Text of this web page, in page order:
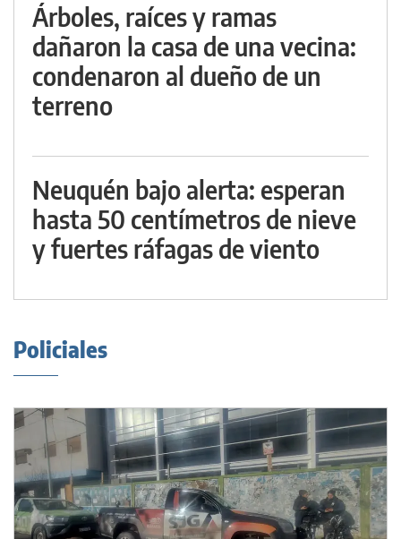
Árboles, raíces y ramas
dañaron la casa de una vecina:
condenaron al dueño de un
terreno
Neuquén bajo alerta: esperan
hasta 50 centímetros de nieve
y fuertes ráfagas de viento
Policiales